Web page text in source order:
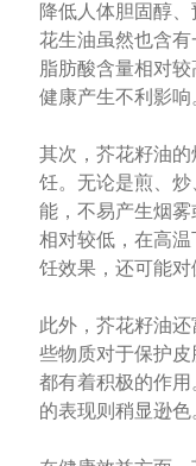
降低人体胆固醇
花生油虽然也含
脂肪酸含量相对
健康产生不利影响
其次，芥花籽油
饪。无论是煎、
能，不易产生烟
相对较低，在高
饪效果，还可能对
此外，芥花籽油
些物质对于保护
都有着积极的作
的表现则稍显逊色